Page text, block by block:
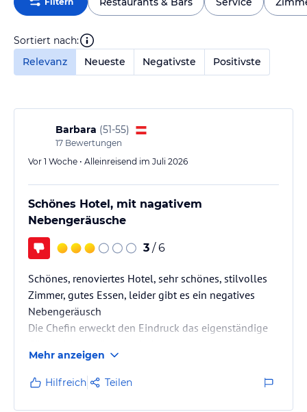
Sortiert nach:
Relevanz
Neueste Negativste Positivste
Barbara (51-55)
17 Bewertungen
Vor 1 Woche • Alleinreisend im Juli 2026
Schönes Hotel, mit nagativem
Nebengeräusche
3 / 6
Schönes, renoviertes Hotel, sehr schönes, stilvolles
Zimmer, gutes Essen, leider gibt es ein negatives
Nebengeräusch
Die Chefin erweckt den Eindruck das eigenständige
Mehr anzeigen
Hilfreich Teilen